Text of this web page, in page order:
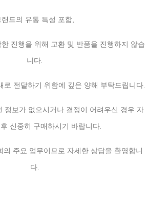
랜드의 유통 특성 포함,
진행을 위해 교환 및 반품을 진행하지 않습
니다.
로 전달하기 위함에 깊은 양해 부탁드립니다.
정보가 없으시거나 결정이 어려우신 경우 자
신중히 구매하시기 바랍니다.
의 주요 업무이므로 자세한 상담을 환영합니
다.